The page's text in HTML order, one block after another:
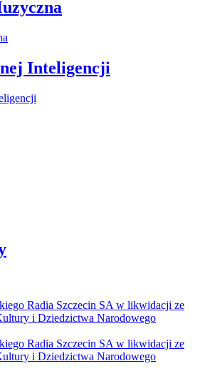
Inteligencji